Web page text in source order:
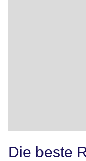
Die beste